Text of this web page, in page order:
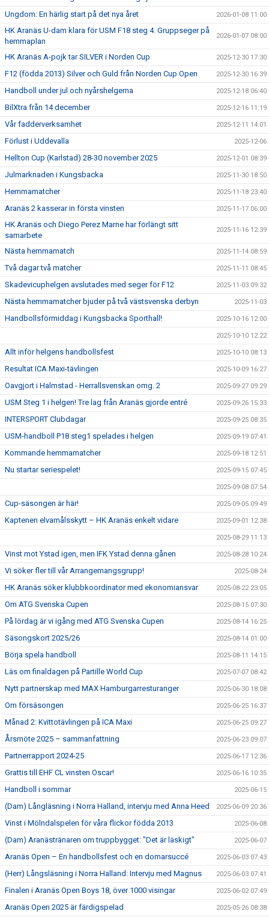
Ungdom: En härlig start på det nya året 2026-01-08 11:00
HK Aranäs U-dam klara för USM F18 steg 4. Gruppseger på
hemmaplan
2026-01-07 08:00
HK Aranäs A-pojk tar SILVER i Norden Cup 2025-12-30 17:30
F12 (födda 2013) Silver och Guld från Norden Cup Open 2025-12-30 16:39
Handboll under jul och nyårshelgerna 2025-12-18 06:40
BilXtra från 14 december 2025-12-16 11:19
Vår fadderverksamhet 2025-12-11 14:01
Förlust i Uddevalla 2025-12-06
Hellton Cup (Karlstad) 28-30 november 2025 2025-12-01 08:39
Julmarknaden i Kungsbacka 2025-11-30 18:50
Hemmamatcher 2025-11-18 23:40
Aranäs 2 kasserar in första vinsten 2025-11-17 06:00
HK Aranäs och Diego Perez Marne har förlängt sitt
samarbete
2025-11-16 12:39
Nästa hemmamatch 2025-11-14 08:59
Två dagar två matcher 2025-11-11 08:45
Skadevicuphelgen avslutades med seger för F12 2025-11-03 09:32
Nästa hemmamatcher bjuder på två västsvenska derbyn 2025-11-03
Handbollsförmiddag i Kungsbacka Sporthall! 2025-10-16 12:00
2025-10-10 12:22
Allt inför helgens handbollsfest 2025-10-10 08:13
Resultat ICA Maxi-tävlingen 2025-10-09 16:27
Oavgjort i Halmstad - Herrallsvenskan omg. 2 2025-09-27 09:29
USM Steg 1 i helgen! Tre lag från Aranäs gjorde entré 2025-09-26 15:33
INTERSPORT Clubdagar 2025-09-25 08:35
USM-handboll P18 steg1 spelades i helgen 2025-09-19 07:41
Kommande hemmamatcher 2025-09-18 12:51
Nu startar seriespelet! 2025-09-15 07:45
2025-09-08 07:54
Cup-säsongen är här! 2025-09-05 09:49
Kaptenen elvamålsskytt – HK Aranäs enkelt vidare 2025-09-01 12:38
2025-08-29 11:13
Vinst mot Ystad igen, men IFK Ystad denna gånen 2025-08-28 10:24
Vi söker fler till vår Arrangemangsgrupp! 2025-08-24
HK Aranäs söker klubbkoordinator med ekonomiansvar 2025-08-22 23:05
Om ATG Svenska Cupen 2025-08-15 07:30
På lördag är vi igång med ATG Svenska Cupen 2025-08-14 16:25
Säsongskort 2025/26 2025-08-14 01:00
Börja spela handboll 2025-08-11 14:15
Läs om finaldagen på Partille World Cup 2025-07-07 08:42
Nytt partnerskap med MAX Hamburgarresturanger 2025-06-30 18:08
Om försäsongen 2025-06-25 16:37
Månad 2: Kvittotävlingen på ICA Maxi 2025-06-25 09:27
Årsmöte 2025 – sammanfattning 2025-06-23 09:07
Partnerrapport 2024-25 2025-06-17 12:36
Grattis till EHF CL vinsten Oscar! 2025-06-16 10:35
Handboll i sommar 2025-06-15
(Dam) Långläsning i Norra Halland, intervju med Anna Heed 2025-06-09 20:36
Vinst i Mölndalspelen för våra flickor födda 2013 2025-06-08
(Dam) Aranästränaren om truppbygget: "Det är läskigt" 2025-06-07
Aranäs Open – En handbollsfest och en domarsuccé 2025-06-03 07:43
(Herr) Långsläsning i Norra Halland: Intervju med Magnus 2025-06-03 07:41
Finalen i Aranäs Open Boys 18, över 1000 visingar 2025-06-02 07:49
Aranäs Open 2025 är färdigspelad 2025-05-26 08:38